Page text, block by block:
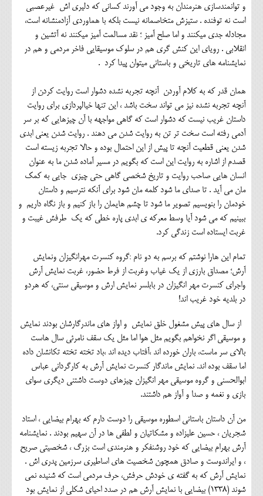
و توانمندسازی هنرمندان به وجود می آورند کسانی که دلیری اش غیرعصبی
است نه توفنده . ستیزش متخاصمانه نیست بلکه با هماوردی آزادمنشانه است،
مجادله جدی میکنند و اما صلح آمیز ؛ نقد مسالمت آمیز میکنند نه آتشین و
انقلابی . رویای این کنش گری هم در سلوک موسیقایی فاخر مردمی و هم در
نمایشنامه های تاریخی و باستانی میتوان پیدا کرد .
همان قدر که به کلام آوردن آنچه تجربه نشده دشوار است روایت کردن از
آنچه تجربه نشده نیز می تواند سخت باشد ، این تنها خیالپردازی برای روایت
داستان غریب نیست که دشوار است که گاهی مواجهه با آن چیزهایی که بر سر
آدمی رفته است سخت تر تن به روایت شدن می دهند . روایت شدن یعنی ابدی
شدن یعنی قطعیت آنچه تا پیش از این احتمال بوده و حالا تجربه زیسته است
قصدم از اشاره به روایت این است که بگویم در مسیر آماده شدن ما به عنوان
انسان هایی صاحب روایت و تاریخ شخصی گاهی حتی چیزی جایی به کمک
مان می آید . تا صدای ما شود کلمه مان شود برای آنکه نترسیم و داستان
خودمان را بنویسیم تصویر ما شود تا چشم هایمان را باز کنیم و باز نگاه داریم و
ببینیم که می شود آیا وسط معرکه ی ابدی پاره خطی که یک طرفش غیبت و
غربت ایستاده است زندگی کرد.
تمام این هارا نوشتم که برسم به دو نام :گروه کنسرت مهرانگیزان ونمایش
آرش؛ مصداق بارزی از یک غیاب وغربت از فرط حضور، غربت نمایش آرش
واجرای کنسرت مهر انگیزان در بابلسر نمایش ارش و موسیقی سنتی، که هردو
در بلدیه خود غریب اند!
از سال های پیش مشغول خلق نمایش و اواز های ماندرگارشان بودند نمایش
و موسیقی اگر نخواهم بگویم مثل هوا اما مثل یک سقف نامرئی سال هاست
بالای سر ماست، باران خورده اند ،آفتاب دیده اند ،باد تخته تخته تکانشان داده
اما سقف بوده اند. نمایش ماندگار کنسرت نمایش آرش به کارگردانی عباس
ابوالحسنی و گروه موسیقی مهر انگیزان چیزهای دوست داشتنی دیگری سوای
بازی و نغمه و صدا و آواز هم داشتند.
من آن داستان باستانی اسطوره موسیقی را دوست دارم که بهرام بیضایی ، استاد
شجریان ، حسین علیزاده و مشکاتیان و لطفی ها در آن سهیم بودند . نمایشنامه
آرش بهرام بیضایی که خود روشنفکر و هنرمندی است بزرگ ، شخصیتی صریح
، و ایراندوست و صادق همچون شخصیت های اساطیری سرزمین پدری اش .
نمایش آرش که به گفته ی خودش حرفش، حرف مردمی است که شنیده نمی
شوند (1338) بیضایی با نمایش آرش هم در صدد احیای شکلی از نمایش بود